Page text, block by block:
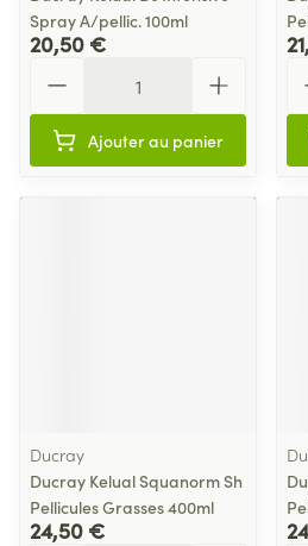
Spray A/pellic. 100ml
20,50 €
Ajouter au panier
Ducray
Ducray Kelual Squanorm Sh
Pellicules Grasses 400ml
24,50 €